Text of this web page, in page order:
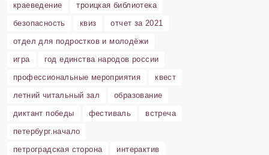
краеведение
троицкая библиотека
безопасность
квиз
отчет за 2021
отдел для подростков и молодёжи
игра
год единства народов россии
профессиональные мероприятия
квест
летний читальный зал
образование
диктант победы
фестиваль
встреча
петербург.начало
петроградская сторона
интерактив